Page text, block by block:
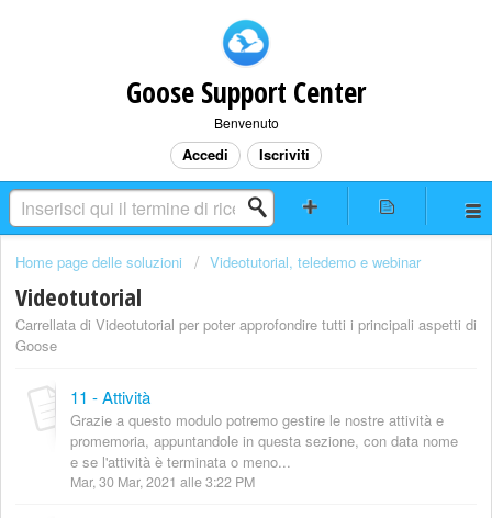
Goose Support Center
Benvenuto
Accedi Iscriviti
Home page delle soluzioni Videotutorial, teledemo e webinar
Videotutorial
Carrellata di Videotutorial per poter approfondire tutti i principali aspetti di
Goose
11 - Attività
Grazie a questo modulo potremo gestire le nostre attività e
promemoria, appuntandole in questa sezione, con data nome
e se l'attività è terminata o meno...
Mar, 30 Mar, 2021 alle 3:22 PM